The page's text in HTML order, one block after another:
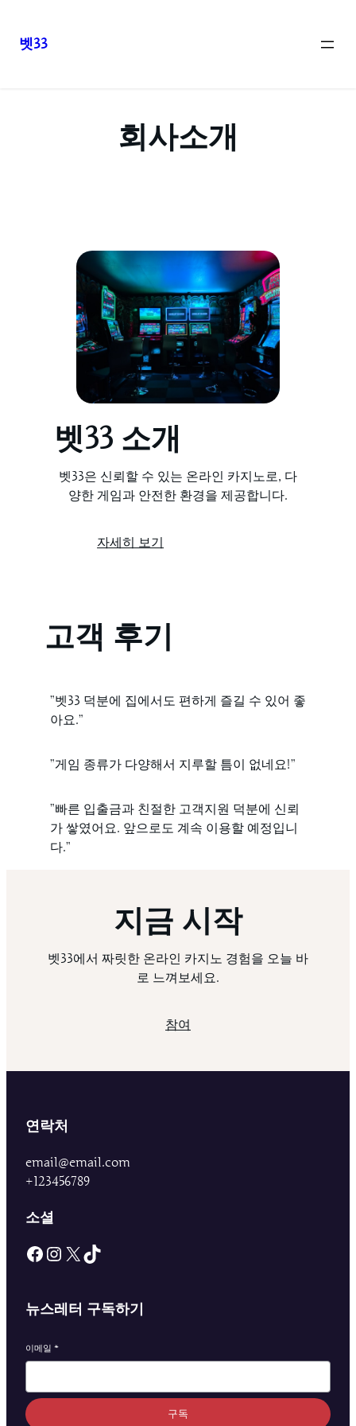
벳33
회사소개
벳33 소개
벳33은 신뢰할 수 있는 온라인 카지노로, 다
양한 게임과 안전한 환경을 제공합니다.
자세히 보기
고객 후기
”벳33 덕분에 집에서도 편하게 즐길 수 있어 좋
아요.”
”게임 종류가 다양해서 지루할 틈이 없네요!”
”빠른 입출금과 친절한 고객지원 덕분에 신뢰
가 쌓였어요. 앞으로도 계속 이용할 예정입니
다.”
지금 시작
벳33에서 짜릿한 온라인 카지노 경험을 오늘 바
로 느껴보세요.
참여
연락처
email@email.com
+123456789
소셜
Facebook Instagram X TikTok
뉴스레터 구독하기
이메일 *
구독